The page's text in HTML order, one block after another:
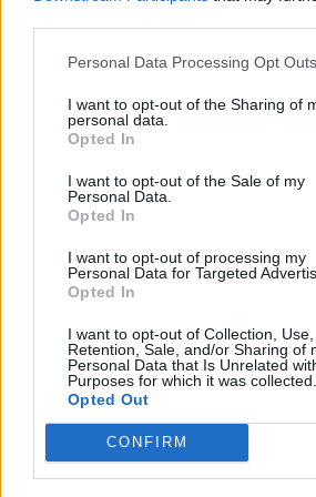
Personal Data Processing Opt Outs
I want to opt-out of the Sharing of
personal data.
Opted In
I want to opt-out of the Sale of my
Personal Data.
Opted In
I want to opt-out of processing my
Personal Data for Targeted
Opted In
I want to opt-out of Collection, Use,
Retention, Sale, and/or Sharing of
Personal Data that Is Unrelated
Purposes for which it was collected.
Opted Out
CONFIRM
tiek apmierināta, tad prasītājam
piedzīt no atbildētāja visus
Svarīgi! Tiesa pēc savas
nenosaka, bet lemj par to, ja ir
puses lūgums.
Kad noder anonīms DNS tests
Anonīmu paternitātes DNS testu
pakāpi un iespēja sagādāt
paraugus. Advokāte Sandra
visbiežāk veic DNS radniecības
pārliecināties par paternitāti.
bērnu ir vienādas tiesības, tāpēc